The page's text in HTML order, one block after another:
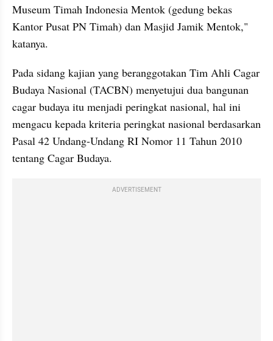
Museum Timah Indonesia Mentok (gedung bekas
Kantor Pusat PN Timah) dan Masjid Jamik Mentok,"
katanya.
Pada sidang kajian yang beranggotakan Tim Ahli Cagar
Budaya Nasional (TACBN) menyetujui dua bangunan
cagar budaya itu menjadi peringkat nasional, hal ini
mengacu kepada kriteria peringkat nasional berdasarkan
Pasal 42 Undang-Undang RI Nomor 11 Tahun 2010
tentang Cagar Budaya.
ADVERTISEMENT